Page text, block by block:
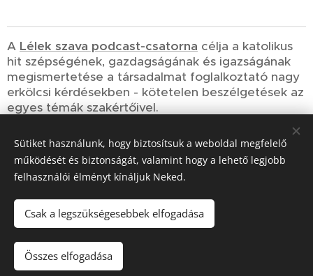
A Lélek szava podcast-csatorna célja a katolikus
hit szépségének, gazdagságának és igazságának
megismertetése a társadalmat foglalkoztató nagy
erkölcsi kérdésekben - kötetelen beszélgetések az
egyes témák szakértőivel.
Share
© 2023-2026Szociális Testvérek Társasága
| Minden jog fenntartva.
Sütiket használunk, hogy biztosítsuk a weboldal megfelelő
működését és biztonságát, valamint hogy a lehető legjobb
felhasználói élményt kínáljuk Neked.
Csak a legszükségesebbek elfogadása
Összes elfogadása